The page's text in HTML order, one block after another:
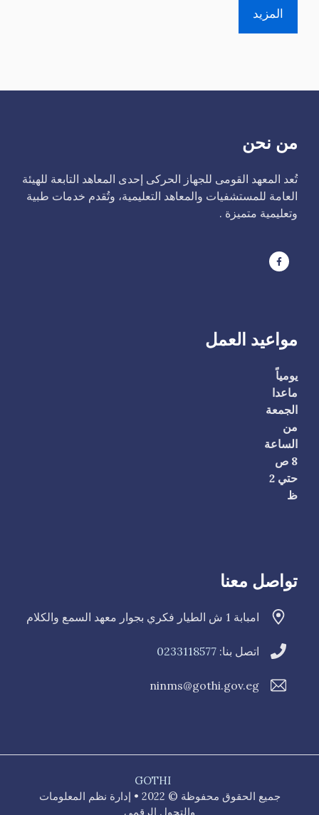
المزيد
من نحن
تُعد المعهد القومى للجهاز الحركى إحدى المعاهد التابعة للهيئة
العامة للمستشفيات والمعاهد التعليمية، وتُقدم خدمات طبية
وتعليمية متميزة .
مواعيد العمل
يومياً
ماعدا
الجمعة
من
الساعة
8 ص
حتي 2
ظ
تواصل معنا
امبابة 1 ش الطيار فكري بجوار معهد السمع والكلام
اتصل بنا:0233118577
ninms@gothi.gov.eg
GOTHI
جميع الحقوق محفوظة © 2022 • إدارة نظم المعلومات
والتحول الرقمي